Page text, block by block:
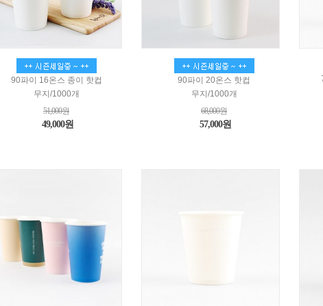
90파이 16온스 종이 핫컵
무지/1000개
51,000원
49,000원
90파이 20온스 핫컵
무지/1000개
68,000원
57,000원